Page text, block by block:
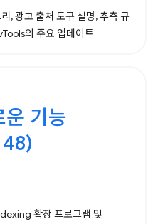
, 광고 출처 도구 설명, 추측 규
의 주요 업데이트
기능
확장 프로그램 및